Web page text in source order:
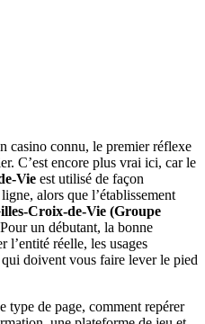
casino connu, le premier réflexe
C’est encore plus vrai ici, car le
Vie est utilisé de façon
alors que l’établissement
Croix-de-Vie (Groupe
un débutant, la bonne
l’entité réelle, les usages
doivent vous faire lever le pied
type de page, comment repérer